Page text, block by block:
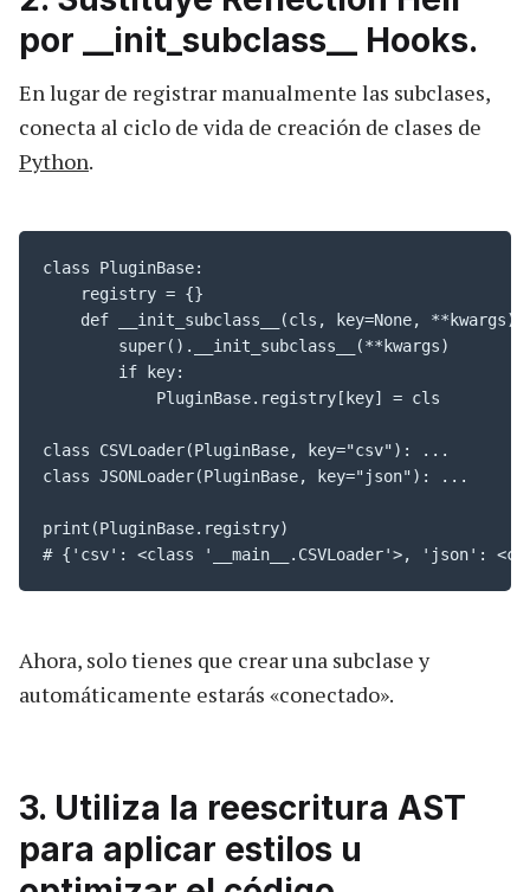
por __init_subclass__ Hooks.
En lugar de registrar manualmente las subclases,
conecta al ciclo de vida de creación de clases de
Python.
class PluginBase:
    registry = {}
    def __init_subclass__(cls, key=None, **kwargs):
        super().__init_subclass__(**kwargs)
        if key:
            PluginBase.registry[key] = cls
class CSVLoader(PluginBase, key="csv"): ...
class JSONLoader(PluginBase, key="json"): ...
print(PluginBase.registry)
# {'csv': <class '__main__.CSVLoader'>, 'json':
Ahora, solo tienes que crear una subclase y
automáticamente estarás «conectado».
3. Utiliza la reescritura AST
para aplicar estilos u